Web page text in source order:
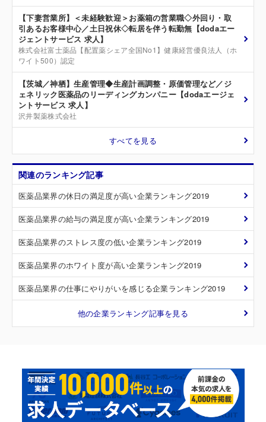
【下妻営業所】＜未経験歓迎＞お薬箱の営業職◇外回り・取
引あるお客様中心／土日祝休◇転居を伴う転勤無【dodaエー
ジェントサービス 求人】
株式会社富士薬品【配置薬シェア全国No1】健康経営優良法人（ホ
ワイト500）認定
【茨城／神栖】生産管理◆生産計画調整・原価管理など／ジ
ェネリック医薬品のリーディングカンパニー【dodaエージェ
ントサービス 求人】
沢井製薬株式会社
すべてを見る
関連のランキング記事
医薬品業界の休日の満足度が高い企業ランキング2019
医薬品業界の給与の満足度が高い企業ランキング2019
医薬品業界のストレス度の低い企業ランキング2019
医薬品業界のホワイト度が高い企業ランキング2019
医薬品業界の仕事にやりがいを感じる企業ランキング2019
他の企業ランキング記事を見る